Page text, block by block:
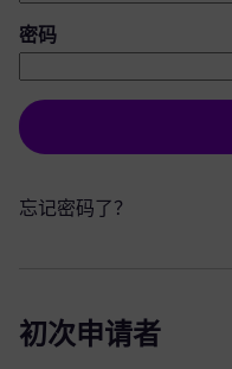
密码
忘记密码了？
初次申请者